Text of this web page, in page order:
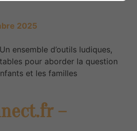
2025
ensemble d’outils ludiques,
pour aborder la question
et les familles
–